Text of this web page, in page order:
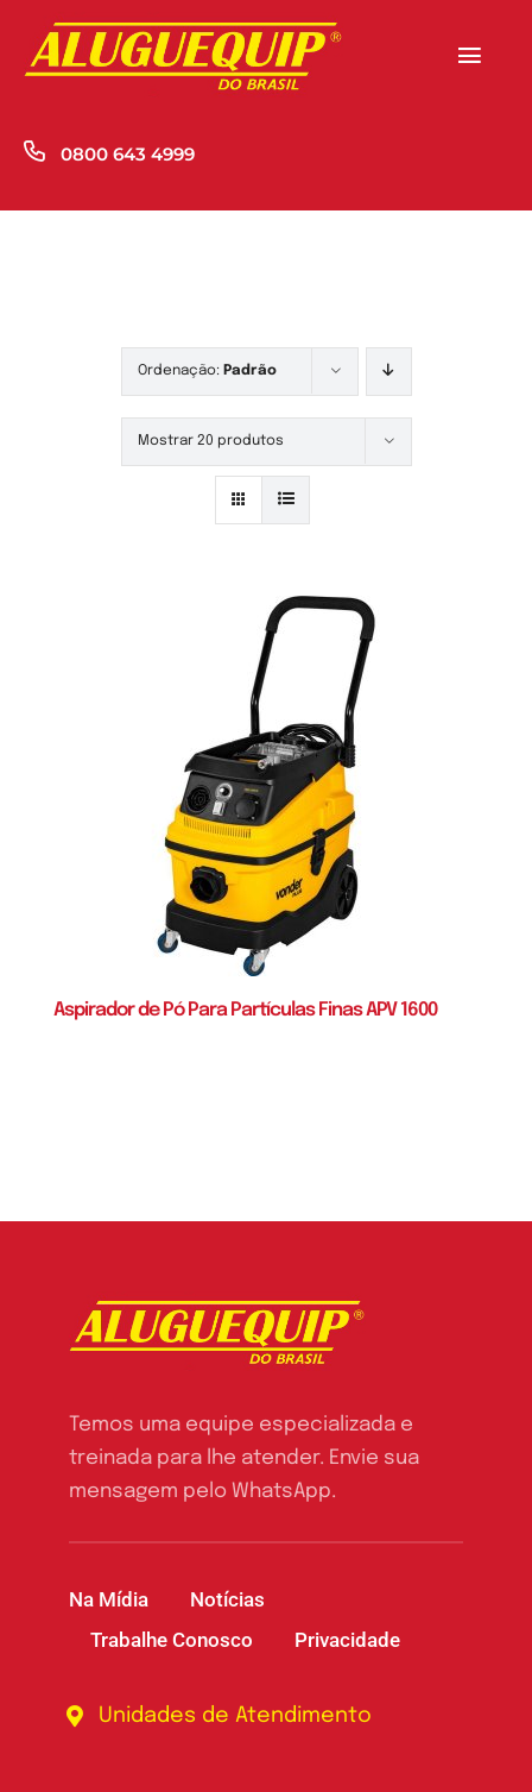
content
0800 643 4999
Ordenação: Padrão
Mostrar 20 produtos
Aspirador de Pó Para Partículas Finas APV 1600
Temos uma equipe especializada e
treinada para lhe atender. Envie sua
mensagem pelo WhatsApp.
Na Mídia
Notícias
Trabalhe Conosco
Privacidade
Unidades de Atendimento